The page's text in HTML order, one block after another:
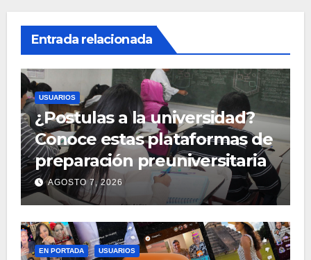
Entrada relacionada
USUARIOS
¿Postulas a la universidad?
Conoce estas plataformas de
preparación preuniversitaria
AGOSTO 7, 2026
EN PORTADA USUARIOS